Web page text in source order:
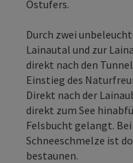
Ostufers.
Durch zwei
Lainautal und zur
direkt nach den
Einstieg des
Direkt nach der
direkt zum See
Felsbucht gelangt.
Schneeschmelze ist
bestaunen.